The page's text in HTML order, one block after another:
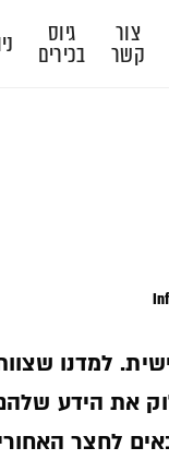
צור
קשר
גיוס
בכירים
למדנו
את הידע
לחצר